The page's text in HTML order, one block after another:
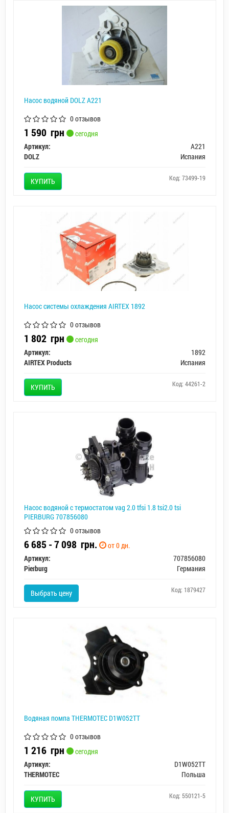
Насос водяной DOLZ A221
0 отзывов
1 590 грн
сегодня
Артикул:
A221
DOLZ
Испания
КУПИТЬ Код: 73499-19
Насос системы охлаждения AIRTEX 1892
0 отзывов
1 802 грн
сегодня
Артикул:
1892
AIRTEX Products
Испания
КУПИТЬ Код: 44261-2
Насос водяной с термостатом vag 2.0 tfsi 1.8 tsi2.0 tsi
PIERBURG 707856080
0 отзывов
6 685 - 7 098 грн.
от 0 дн.
Артикул:
707856080
Pierburg
Германия
Выбрать цену Код: 1879427
Водяная помпа THERMOTEC D1W052TT
0 отзывов
1 216 грн
сегодня
Артикул:
D1W052TT
THERMOTEC
Польша
КУПИТЬ Код: 550121-5